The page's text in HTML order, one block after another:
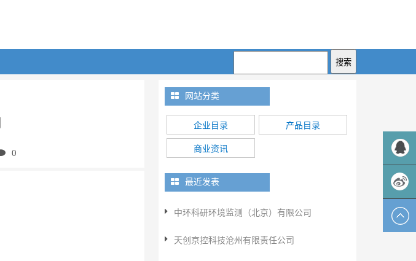
0
网站分类
企业目录 产品目录
商业资讯
最近发表
中环科研环境监测（北京）有限公司
天创京控科技沧州有限责任公司
QQ客服
新浪微